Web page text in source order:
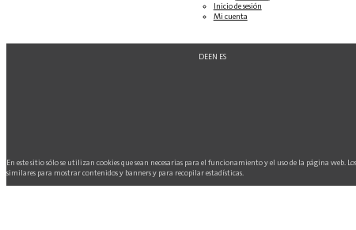
Inicio de sesión
Mi cuenta
DEEN ES
En este sitio sólo se utilizan cookies que sean necesarias para el funcionamiento y el uso de la página web.
similares para mostrar contenidos y banners y para recopilar estadísticas.